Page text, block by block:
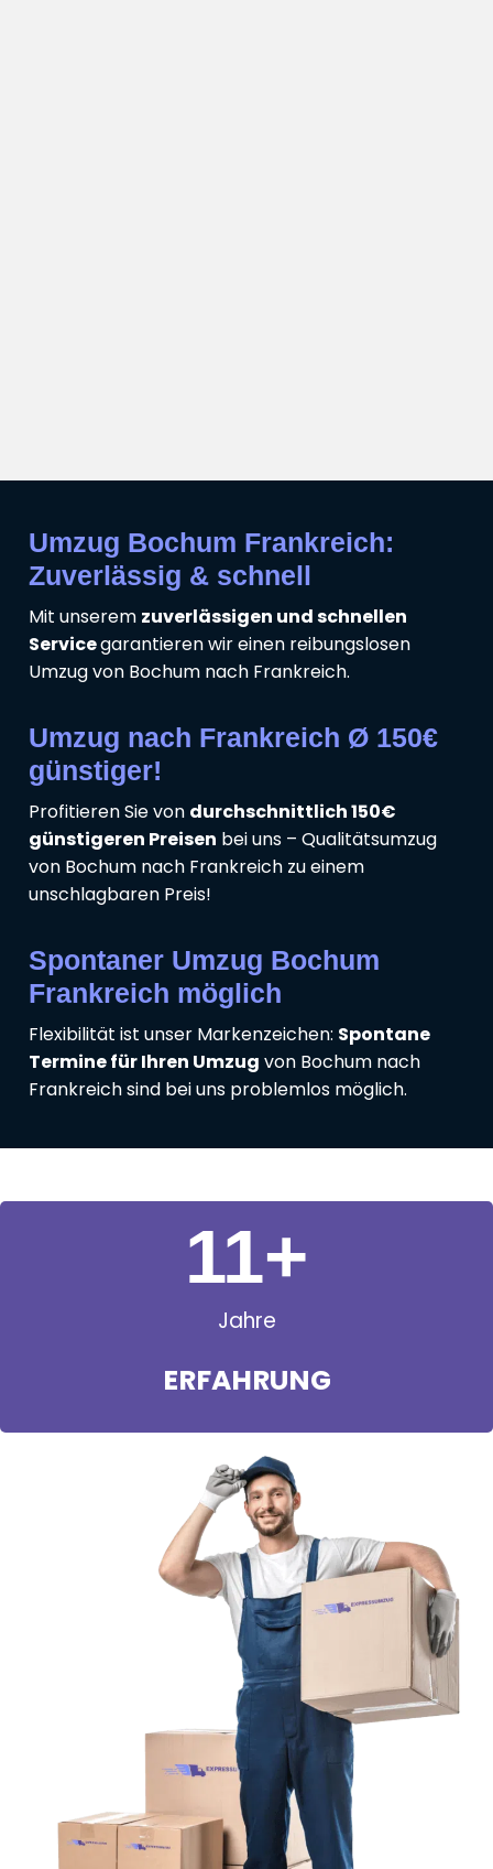
Umzug Bochum Frankreich:
Zuverlässig & schnell
Mit unserem zuverlässigen und schnellen
Servicegarantieren wir einen reibungslosen
Umzug von Bochum nach Frankreich.
Umzug nach Frankreich Ø 150€
günstiger!
Profitieren Sie von durchschnittlich 150€
günstigeren Preisen bei uns – Qualitätsumzug
von Bochum nach Frankreich zu einem
unschlagbaren Preis!
Spontaner Umzug Bochum
Frankreich möglich
Flexibilität ist unser Markenzeichen: Spontane
Termine für Ihren Umzug von Bochum nach
Frankreich sind bei uns problemlos möglich.
Jahre
ERFAHRUNG
11+